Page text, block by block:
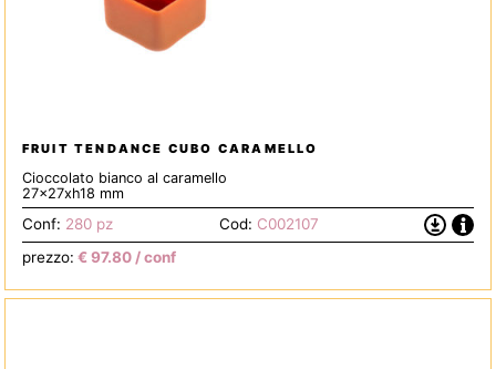
FRUIT TENDANCE CUBO CARAMELLO
Cioccolato bianco al caramello
27x27xh18 mm
Conf: 280 pz Cod: C002107
Scarica
la
prezzo: €97.80/ conf